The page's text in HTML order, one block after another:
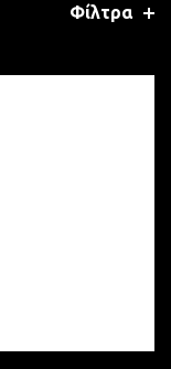
Φίλτρα